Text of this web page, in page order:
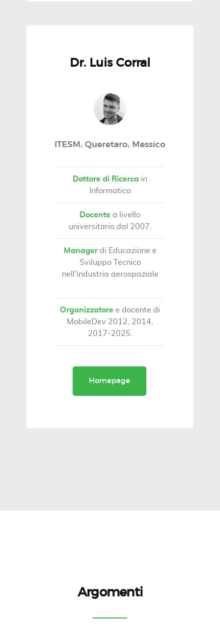
Dr. Luis Corral
ITESM, Queretaro, Messico
Dottore di Ricerca in
Informatica
Docente a livello
universitario dal 2007.
Managerdi Educazione e
Sviluppo Tecnico
nell'industria aerospaziale
Organizzatore e docente di
MobileDev 2012, 2014,
2017-2025.
Homepage
Argomenti